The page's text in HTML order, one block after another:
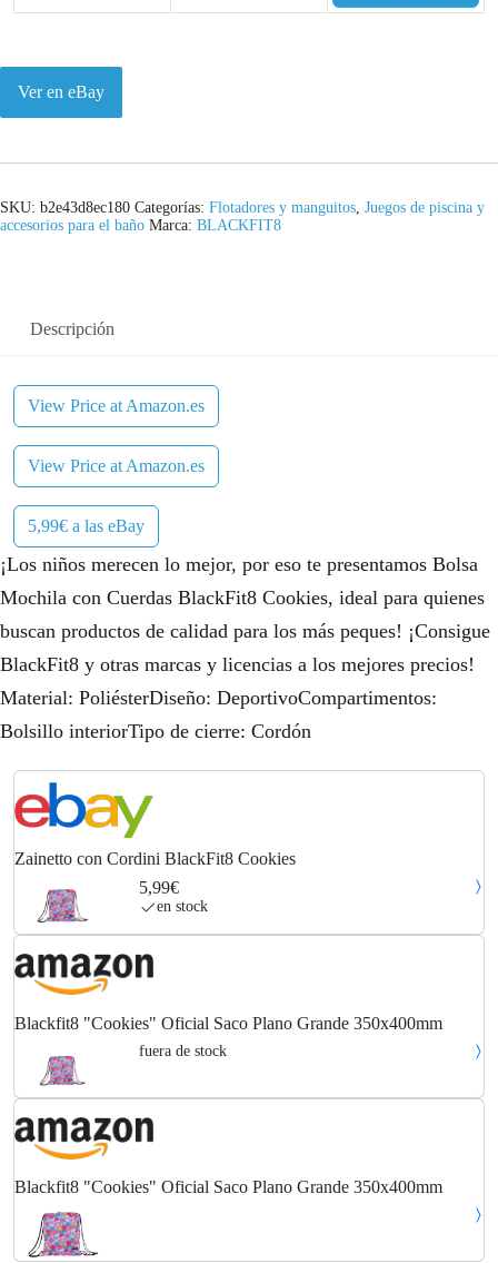
Ver en eBay
SKU: b2e43d8ec180 Categorías: Flotadores y manguitos, Juegos de piscina y
accesorios para el baño Marca: BLACKFIT8
Descripción
View Price at Amazon.es
View Price at Amazon.es
5,99€ a las eBay
¡Los niños merecen lo mejor, por eso te presentamos Bolsa
Mochila con Cuerdas BlackFit8 Cookies, ideal para quienes
buscan productos de calidad para los más peques! ¡Consigue
BlackFit8 y otras marcas y licencias a los mejores precios!
Material: PoliésterDiseño: DeportivoCompartimentos:
Bolsillo interiorTipo de cierre: Cordón
Zainetto con Cordini BlackFit8 Cookies
5,99€
en stock
Blackfit8 "Cookies" Oficial Saco Plano Grande 350x400mm
fuera de stock
Blackfit8 "Cookies" Oficial Saco Plano Grande 350x400mm